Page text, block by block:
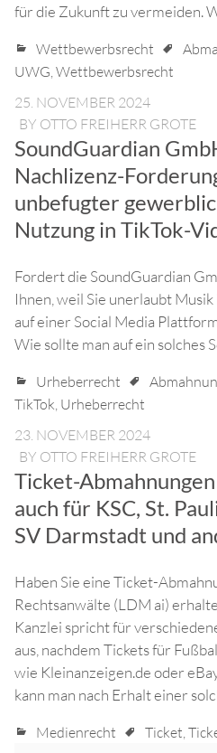
für die Zukunft zu vermeiden.
Wettbewerbsrecht
UWG,Wettbewerbsrecht
25. NOVEMBER 2024
BY OTTO FREIHERR GROTE
SoundGuardian
Nachlizenz-
unbefugter
Nutzung in TikTok-
Fordert die SoundGuardian
Ihnen, weil Sie unerlaubt
auf einer Social Media
Wie sollte man auf ein solches
Urheberrecht
TikTok, Urheberrecht
23. NOVEMBER 2024
BY OTTO FREIHERR GROTE
Ticket-
auch für KSC, St.
SV Darmstadt und
Haben Sie eine Ticket-
Rechtsanwälte (LDM ai)
Kanzlei spricht für
aus, nachdem Tickets für
wie Kleinanzeigen.de oder
kann man nach Erhalt einer
Medienrecht Ticket,